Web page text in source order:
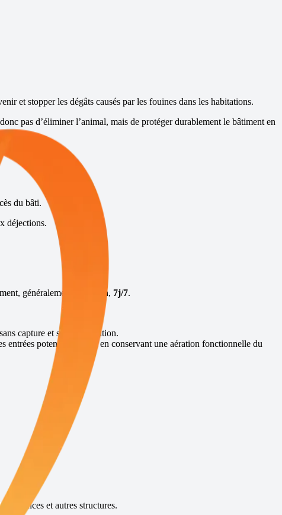
et stopper les dégâts causés par les fouines dans les habitations.
pas d’éliminer l’animal, mais de protéger durablement le bâtiment en
du bâti.
déjections.
généralement sous 48h, 7j/7.
capture et sans élimination.
entrées potentielles, tout en conservant une aération fonctionnelle du
et autres structures.